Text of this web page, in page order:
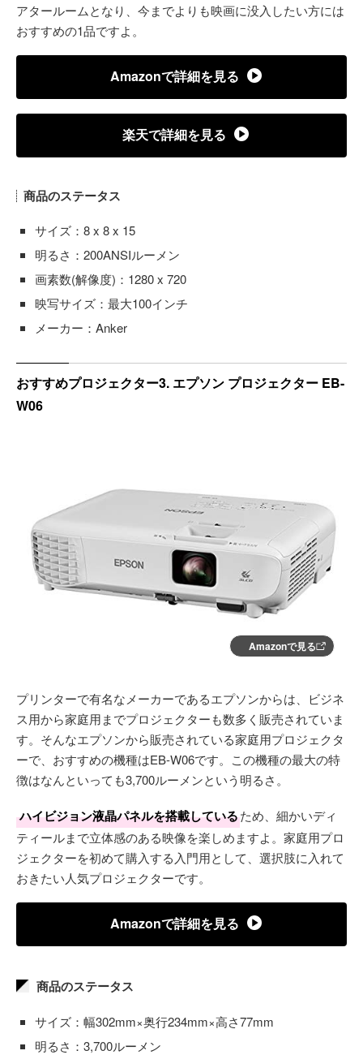
アタールームとなり、今までよりも映画に没入したい方には
おすすめの1品ですよ。
Amazonで詳細を見る
楽天で詳細を見る
商品のステータス
サイズ：8 x 8 x 15
明るさ：200ANSIルーメン
画素数(解像度)：1280 x 720
映写サイズ：最大100インチ
メーカー：Anker
おすすめプロジェクター3. エプソン プロジェクター EB-
W06
Amazonで見る
プリンターで有名なメーカーであるエプソンからは、ビジネ
ス用から家庭用までプロジェクターも数多く販売されていま
す。そんなエプソンから販売されている家庭用プロジェクタ
ーで、おすすめの機種はEB-W06です。この機種の最大の特
徴はなんといっても3,700ルーメンという明るさ。
ハイビジョン液晶パネルを搭載しているため、細かいディ
ティールまで立体感のある映像を楽しめますよ。家庭用プロ
ジェクターを初めて購入する入門用として、選択肢に入れて
おきたい人気プロジェクターです。
Amazonで詳細を見る
商品のステータス
サイズ：幅302mm×奥行234mm×高さ77mm
明るさ：3,700ルーメン